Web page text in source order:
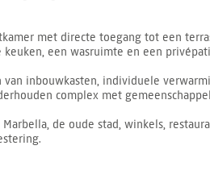
met directe toegang tot een
een wasruimte en een
inbouwkasten, individuele
complex met
de oude stad, winkels,